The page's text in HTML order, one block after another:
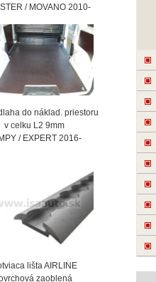
/ MOVANO 2010-
do náklad. priestoru
L2 9mm
/ EXPERT 2016-
lišta AIRLINE
zaoblená